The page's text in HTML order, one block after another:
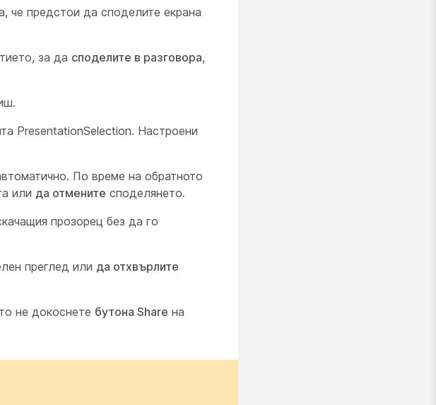
че предстои да споделите екрана
за да споделите в разговора,
PresentationSelection. Настроени
По време на обратното
или да отмените споделянето.
прозорец без да го
преглед или да отхвърлите
не докоснете бутона Share на